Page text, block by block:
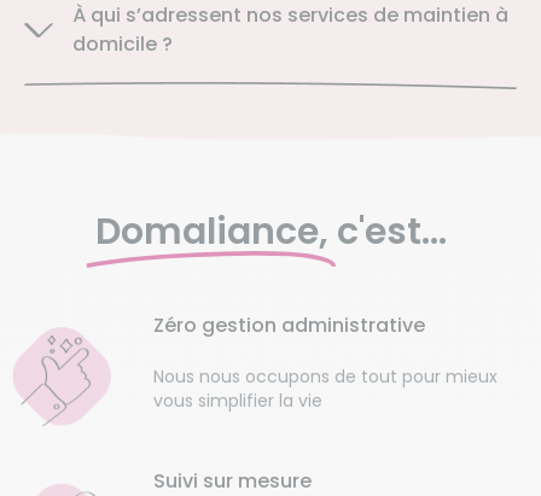
À qui s’adressent nos services de maintien à
domicile ?
Domaliance, c'est...
Zéro gestion administrative
Nous nous occupons de tout pour mieux
vous simplifier la vie
Suivi sur mesure